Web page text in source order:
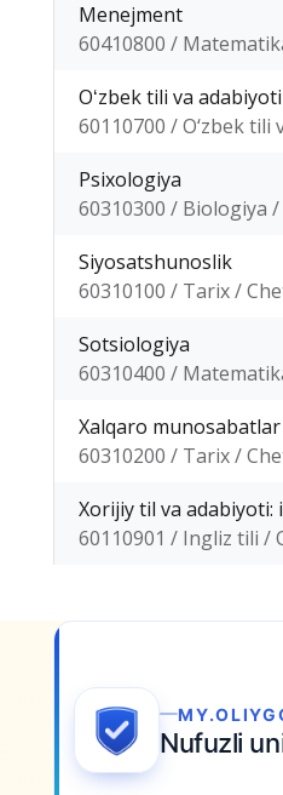
Menejment
60410800 /
Oʻzbek tili va adabiyoti
60110700 / O‘zbek
Psixologiya
60310300 / Biologiya
Siyosatshunoslik
60310100 / Tarix /
Sotsiologiya
60310400 /
Xalqaro munosabatlar
60310200 / Tarix /
Xorijiy til va adabiyoti:
60110901 / Ingliz tili /